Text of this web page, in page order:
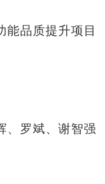
品质提升项目
罗斌、谢智强